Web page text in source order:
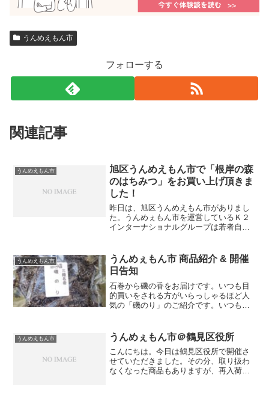
うんめえもん市
フォローする
関連記事
うんめえもん市
旭区うんめえもん市で「根岸の森
のはちみつ」をお買い上げ頂きま
した！
昨日は、旭区うんめえもん市がありまし
た。うんめぇもん市を運営しているＫ２
インターナショナルグループは若者自立
たハチミツでカフェを開き、うんめぇも
ん市でも販売しています。...
うんめえもん市
うんめぇもん市 商品紹介 & 開催
日告知
石巻から磯の香をお届けです。いつも目
的買いをされる方がいらっしゃるほど人
気の「磯のり」のご紹介です。いつもの
磯を思い浮かべられます。お薦めは「お
吸い物」簡単に白出汁に入...
うんめえもん市 うんめぇもん市＠鶴見区役所
こんにちは。今日は鶴見区役所で開催さ
せていただきました。その分、取り扱わ
なくなった商品もありますが、再入荷す